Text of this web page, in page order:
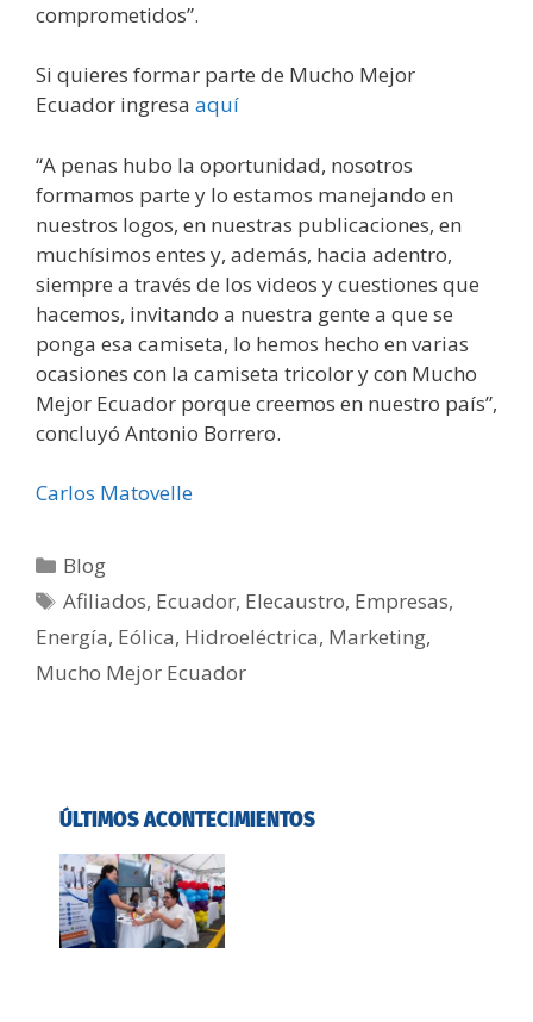
comprometidos”.
Si quieres formar parte de Mucho Mejor
Ecuador ingresa aquí
“A penas hubo la oportunidad, nosotros
formamos parte y lo estamos manejando en
nuestros logos, en nuestras publicaciones, en
muchísimos entes y, además, hacia adentro,
siempre a través de los videos y cuestiones que
hacemos, invitando a nuestra gente a que se
ponga esa camiseta, lo hemos hecho en varias
ocasiones con la camiseta tricolor y con Mucho
Mejor Ecuador porque creemos en nuestro país”,
concluyó Antonio Borrero.
Carlos Matovelle
Blog
Afiliados, Ecuador, Elecaustro, Empresas,
Energía, Eólica, Hidroeléctrica, Marketing,
Mucho Mejor Ecuador
ÚLTIMOS ACONTECIMIENTOS